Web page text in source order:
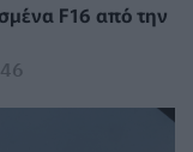
F16 από την